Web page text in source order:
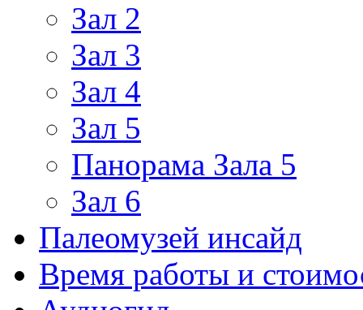
Зал 2
Зал 3
Зал 4
Зал 5
Панорама Зала 5
Зал 6
Палеомузей инсайд
Время работы и